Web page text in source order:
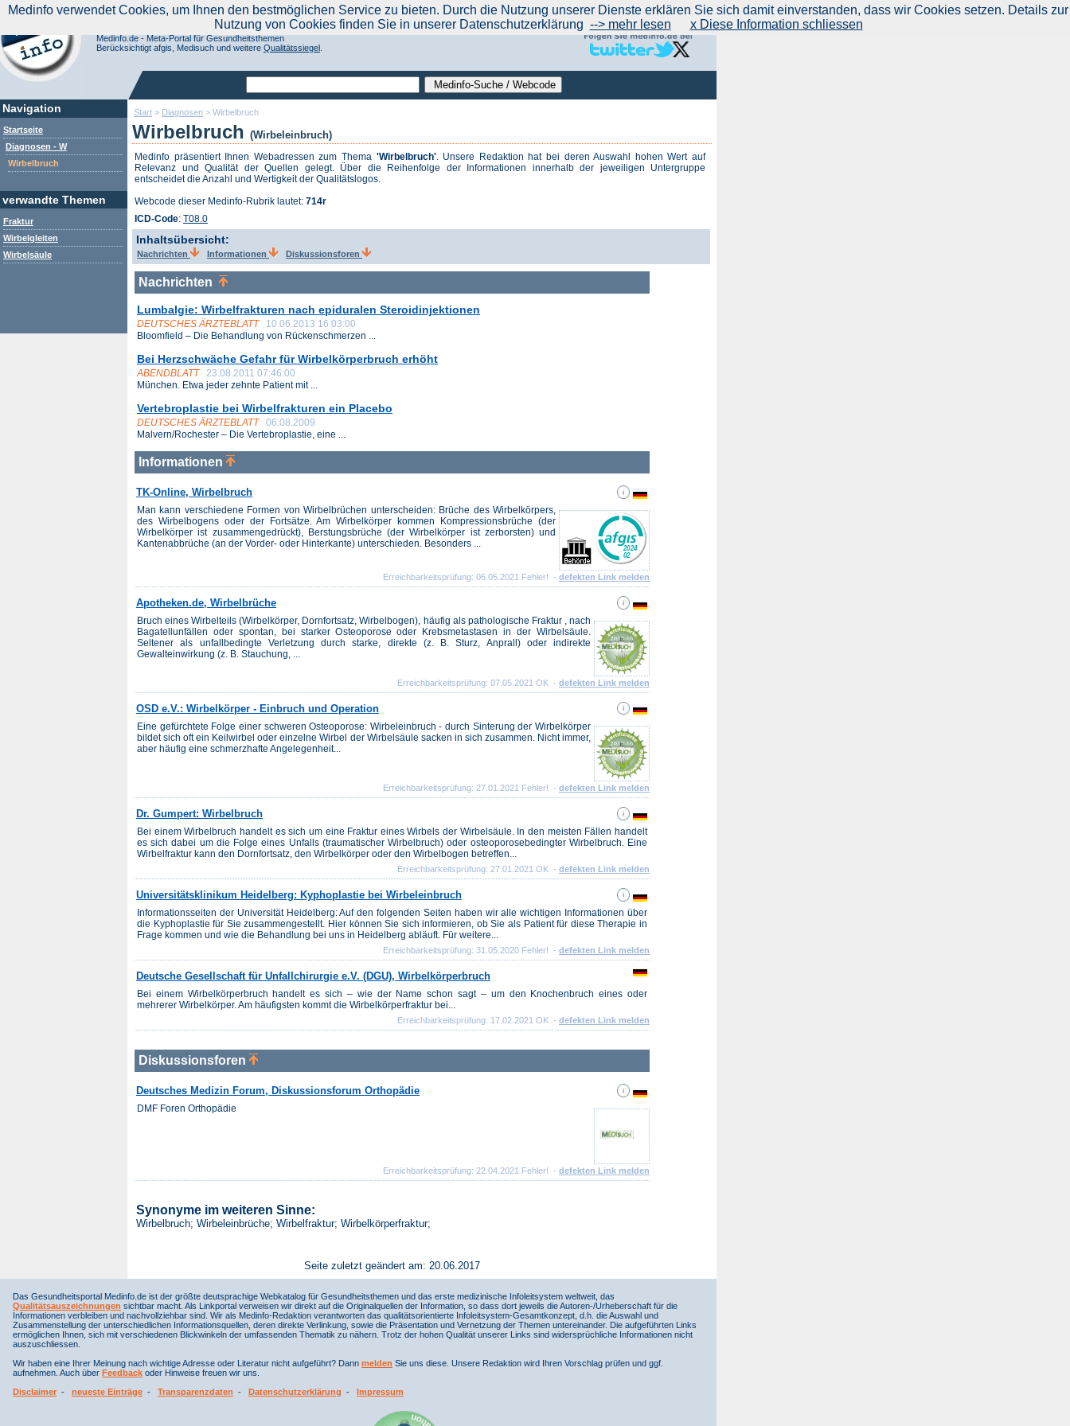
Start > Diagnosen > Wirbelbruch
Wirbelbruch (Wirbeleinbruch)
Medinfo präsentiert Ihnen Webadressen zum Thema 'Wirbelbruch'. Unsere Redaktion hat bei deren Auswahl hohen Wert auf
Relevanz und Qualität der Quellen gelegt. Über die Reihenfolge der Informationen innerhalb der jeweiligen Untergruppe
entscheidet die Anzahl und Wertigkeit der Qualitätslogos.
Webcode dieser Medinfo-Rubrik lautet: 714r
ICD-Code: T08.0
Inhaltsübersicht:
Nachrichten Informationen Diskussionsforen
Nachrichten
Lumbalgie: Wirbelfrakturen nach epiduralen Steroidinjektionen
DEUTSCHES ÄRZTEBLATT
10.06.2013 16:03:00
Bloomfield – Die Behandlung von Rückenschmerzen ...
Bei Herzschwäche Gefahr für Wirbelkörperbruch erhöht
ABENDBLATT
23.08.2011 07:46:00
München. Etwa jeder zehnte Patient mit ...
Vertebroplastie bei Wirbelfrakturen ein Placebo
DEUTSCHES ÄRZTEBLATT
06.08.2009
Malvern/Rochester – Die Vertebroplastie, eine ...
Informationen
TK-Online, Wirbelbruch
Man kann verschiedene Formen von Wirbelbrüchen unterscheiden: Brüche des Wirbelkörpers,
des Wirbelbogens oder der Fortsätze. Am Wirbelkörper kommen Kompressionsbrüche (der
Wirbelkörper ist zusammengedrückt), Berstungsbrüche (der Wirbelkörper ist zerborsten) und
Kantenabbrüche (an der Vorder- oder Hinterkante) unterschieden. Besonders ...
Erreichbarkeitsprüfung: 06.05.2021 Fehler! - defekten Link melden
Apotheken.de, Wirbelbrüche
Bruch eines Wirbelteils (Wirbelkörper, Dornfortsatz, Wirbelbogen), häufig als pathologische Fraktur , nach
Bagatellunfällen oder spontan, bei starker Osteoporose oder Krebsmetastasen in der Wirbelsäule.
Seltener als unfallbedingte Verletzung durch starke, direkte (z. B. Sturz, Anprall) oder indirekte
Gewalteinwirkung (z. B. Stauchung, ...
Erreichbarkeitsprüfung: 07.05.2021 OK - defekten Link melden
OSD e.V.: Wirbelkörper - Einbruch und Operation
Eine gefürchtete Folge einer schweren Osteoporose: Wirbeleinbruch - durch Sinterung der Wirbelkörper
bildet sich oft ein Keilwirbel oder einzelne Wirbel der Wirbelsäule sacken in sich zusammen. Nicht immer,
aber häufig eine schmerzhafte Angelegenheit...
Erreichbarkeitsprüfung: 27.01.2021 Fehler! - defekten Link melden
Dr. Gumpert: Wirbelbruch
Bei einem Wirbelbruch handelt es sich um eine Fraktur eines Wirbels der Wirbelsäule. In den meisten Fällen handelt
es sich dabei um die Folge eines Unfalls (traumatischer Wirbelbruch) oder osteoporosebedingter Wirbelbruch. Eine
Wirbelfraktur kann den Dornfortsatz, den Wirbelkörper oder den Wirbelbogen betreffen...
Erreichbarkeitsprüfung: 27.01.2021 OK - defekten Link melden
Universitätsklinikum Heidelberg: Kyphoplastie bei Wirbeleinbruch
Informationsseiten der Universität Heidelberg: Auf den folgenden Seiten haben wir alle wichtigen Informationen über
die Kyphoplastie für Sie zusammengestellt. Hier können Sie sich informieren, ob Sie als Patient für diese Therapie in
Frage kommen und wie die Behandlung bei uns in Heidelberg abläuft. Für weitere...
Erreichbarkeitsprüfung: 31.05.2020 Fehler! - defekten Link melden
Deutsche Gesellschaft für Unfallchirurgie e.V. (DGU), Wirbelkörperbruch
Bei einem Wirbelkörperbruch handelt es sich – wie der Name schon sagt – um den Knochenbruch eines oder
mehrerer Wirbelkörper. Am häufigsten kommt die Wirbelkörperfraktur bei...
Erreichbarkeitsprüfung: 17.02.2021 OK - defekten Link melden
Diskussionsforen
Deutsches Medizin Forum, Diskussionsforum Orthopädie
DMF Foren Orthopädie
Erreichbarkeitsprüfung: 22.04.2021 Fehler! - defekten Link melden
Synonyme im weiteren Sinne:
Wirbelbruch; Wirbeleinbrüche; Wirbelfraktur; Wirbelkörperfraktur;
Seite zuletzt geändert am: 20.06.2017
Navigation
Startseite
Diagnosen - W
Wirbelbruch
verwandte Themen
Fraktur
Wirbelgleiten
Wirbelsäule
Aktuelle Nachrichten|Nachrichtentrend | werben auf Medinfo|Anbieter hinzufügen (Gratis!)|über Medinfo|Feedback
Suchen Sie noch oder Finden Sie schon?
Medinfo.de - Meta-Portal für Gesundheitsthemen
Berücksichtigt afgis, Medisuch und weitere Qualitätssiegel
Das Gesundheitsportal Medinfo.de ist der größte deutsprachige Webkatalog für Gesundheitsthemen und das erste medizinische Infoleitsystem weltweit, das
Qualitätsauszeichnungen sichtbar macht. Als Linkportal verweisen wir direkt auf die Originalquellen der Information, so dass dort jeweils die Autoren-/Urheberschaft für die
Informationen verbleiben und nachvollziehbar sind. Wir als Medinfo-Redaktion verantworten das qualitätsorientierte Infoleitsystem-Gesamtkonzept, d.h. die Auswahl und
Zusammenstellung der unterschiedlichen Informationsquellen, deren direkte Verlinkung, sowie die Präsentation und Vernetzung der Themen untereinander. Die aufgeführten Links
ermöglichen Ihnen, sich mit verschiedenen Blickwinkeln der umfassenden Thematik zu nähern. Trotz der hohen Qualität unserer Links sind widersprüchliche Informationen nicht
auszuschliessen.
Wir haben eine Ihrer Meinung nach wichtige Adresse oder Literatur nicht aufgeführt? Dann melden Sie uns diese. Unsere Redaktion wird Ihren Vorschlag prüfen und ggf.
aufnehmen. Auch über Feedback oder Hinweise freuen wir uns.
Disclaimer - neueste Einträge - Transparenzdaten - Datenschutzerklärung - Impressum
Medinfo verwendet Cookies, um Ihnen den bestmöglichen Service zu bieten. Durch die Nutzung unserer Dienste erklären Sie sich damit einverstanden, dass wir Cookies setzen. Details zur
Nutzung von Cookies finden Sie in unserer Datenschutzerklärung --> mehr lesen x Diese Information schliessen